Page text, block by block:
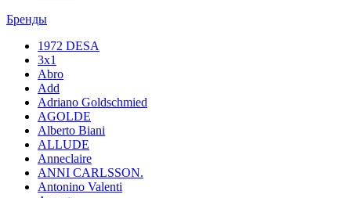
Бренды
1972 DESA
3x1
Abro
Add
Adriano Goldschmied
AGOLDE
Alberto Biani
ALLUDE
Anneclaire
ANNI CARLSSON.
Antonino Valenti